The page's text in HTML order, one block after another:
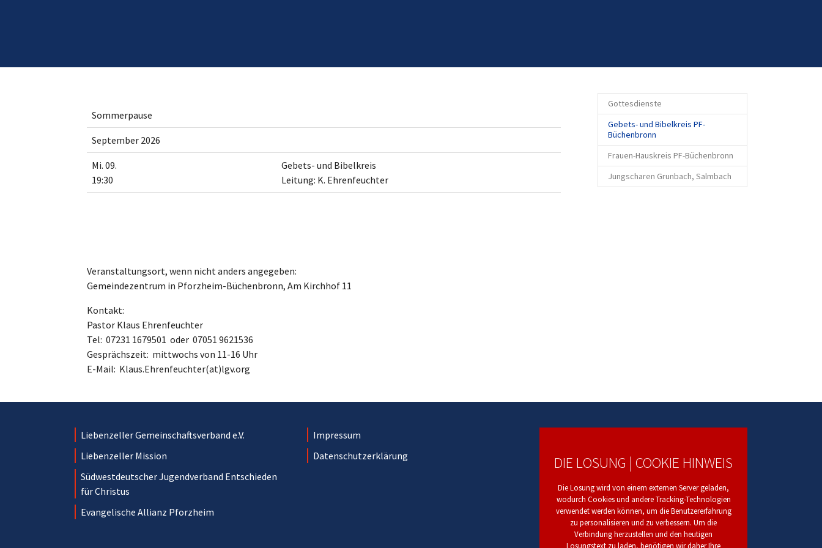
Gottesdienste
Gebets- und Bibelkreis PF-
Büchenbronn
Frauen-Hauskreis PF-Büchenbronn
Jungscharen Grunbach, Salmbach
Sommerpause
September 2026
Mi. 09.
19:30
Gebets- und Bibelkreis
Leitung: K. Ehrenfeuchter
Veranstaltungsort, wenn nicht anders angegeben:
Gemeindezentrum in Pforzheim-Büchenbronn, Am Kirchhof 11
Kontakt:
Pastor Klaus Ehrenfeuchter
Tel: 07231 1679501 oder 07051 9621536
Gesprächszeit: mittwochs von 11-16 Uhr
E-Mail: Klaus.Ehrenfeuchter(at)lgv.org
Liebenzeller Gemeinschaftsverband e.V.
Liebenzeller Mission
Südwestdeutscher Jugendverband Entschieden
für Christus
Evangelische Allianz Pforzheim
Impressum
Datenschutzerklärung
DIE LOSUNG | COOKIE HINWEIS
Die Losung wird von einem externen Server geladen,
wodurch Cookies und andere Tracking-Technologien
verwendet werden können, um die Benutzererfahrung
zu personalisieren und zu verbessern. Um die
Verbindung herzustellen und den heutigen
Losungstext zu laden, benötigen wir daher Ihre